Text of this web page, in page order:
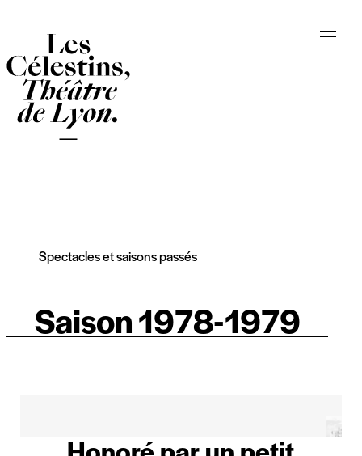
Infos pratiques
Spectacles et saisons passés
Saison 1978-1979